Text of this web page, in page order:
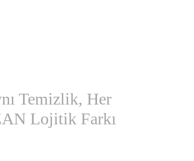
Temizlik, Her
Lojitik Farkı